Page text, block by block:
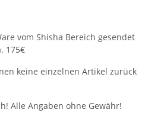
vom Shisha Bereich gesendet
175€
keine einzelnen Artikel zurück
Alle Angaben ohne Gewähr!